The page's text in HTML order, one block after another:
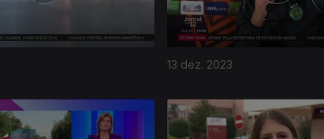
13 dez. 2023